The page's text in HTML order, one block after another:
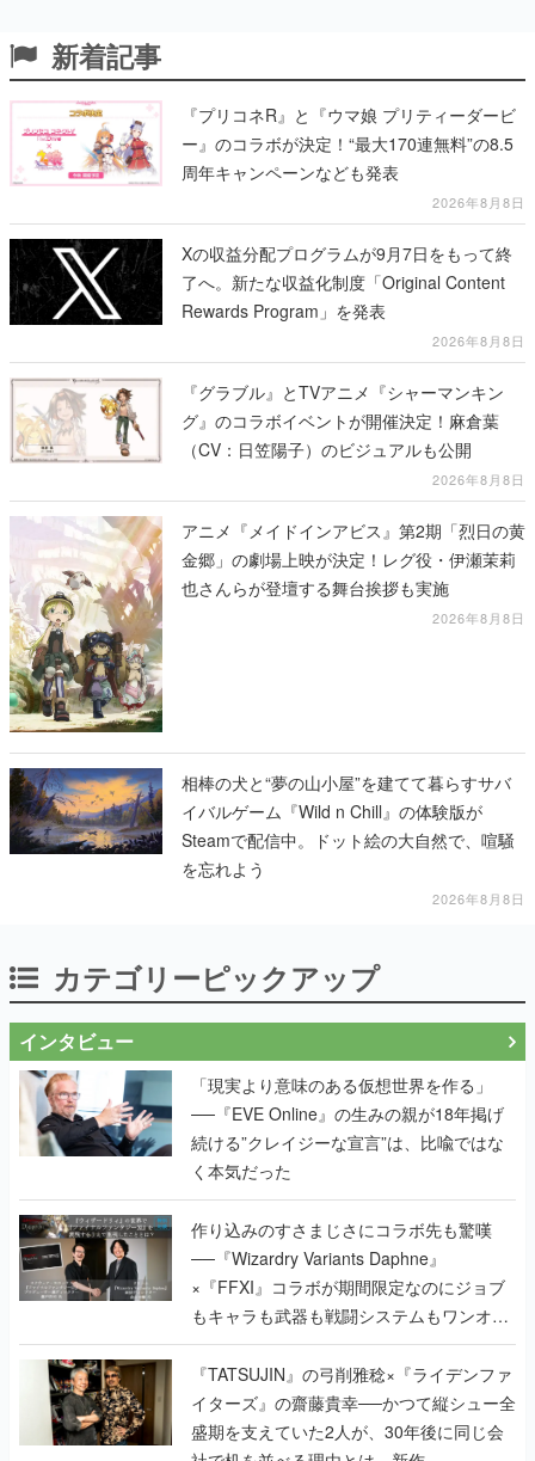
新着記事
『プリコネR』と『ウマ娘 プリティーダービ
ー』のコラボが決定！“最大170連無料”の8.5
周年キャンペーンなども発表
2026年8月8日
Xの収益分配プログラムが9月7日をもって終
了へ。新たな収益化制度「Original Content
Rewards Program」を発表
2026年8月8日
『グラブル』とTVアニメ『シャーマンキン
グ』のコラボイベントが開催決定！麻倉葉
（CV：日笠陽子）のビジュアルも公開
2026年8月8日
アニメ『メイドインアビス』第2期「烈日の黄
金郷」の劇場上映が決定！レグ役・伊瀬茉莉
也さんらが登壇する舞台挨拶も実施
2026年8月8日
相棒の犬と“夢の山小屋”を建てて暮らすサバ
イバルゲーム『Wild n Chill』の体験版が
Steamで配信中。ドット絵の大自然で、喧騒
を忘れよう
2026年8月8日
カテゴリーピックアップ
インタビュー
「現実より意味のある仮想世界を作る」
──『EVE Online』の生みの親が18年掲げ
続ける”クレイジーな宣言”は、比喩ではな
く本気だった
作り込みのすさまじさにコラボ先も驚嘆
──『Wizardry Variants Daphne』
×『FFXI』コラボが期間限定なのにジョブ
もキャラも武器も戦闘システムもワンオフ
で作り込まれた理由を両ディレクターに聞
く
『TATSUJIN』の弓削雅稔×『ライデンファ
イターズ』の齋藤貴幸──かつて縦シュー全
盛期を支えていた2人が、30年後に同じ会